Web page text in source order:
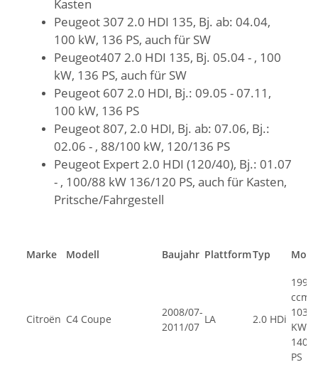
Kasten
Peugeot 307 2.0 HDI 135, Bj. ab: 04.04,
100 kW, 136 PS, auch für SW
Peugeot407 2.0 HDI 135, Bj. 05.04 - , 100
kW, 136 PS, auch für SW
Peugeot 607 2.0 HDI, Bj.: 09.05 - 07.11,
100 kW, 136 PS
Peugeot 807, 2.0 HDI, Bj. ab: 07.06, Bj.:
02.06 - , 88/100 kW, 120/136 PS
Peugeot Expert 2.0 HDI (120/40), Bj.: 01.07
- , 100/88 kW 136/120 PS, auch für Kasten,
Pritsche/Fahrgestell
Marke Modell Baujahr PlattformTyp
Citroën C4 Coupe
2008/07-
2011/07
LA 2.0 HDi
1997
ccm,
103
KW,
140
PS